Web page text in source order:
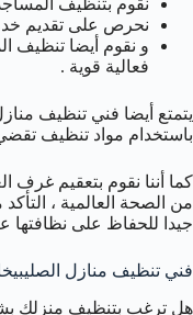
نقوم بتنظيف
نحرص على تقديم
و نقوم أيضا تنظيف
فعالية قوية .
يتمتع أيضا فني تنظيف
باستخدام مواد تنظيف تقضي على 100 % من الجراثيم و البكتيريا
كما أننا نقوم بتعقيم
من الصحة العالمية ،
جيدا للحفاظ على نظافتها
فني تنظيف منازل
هل ترغب بتنظيف منزلك